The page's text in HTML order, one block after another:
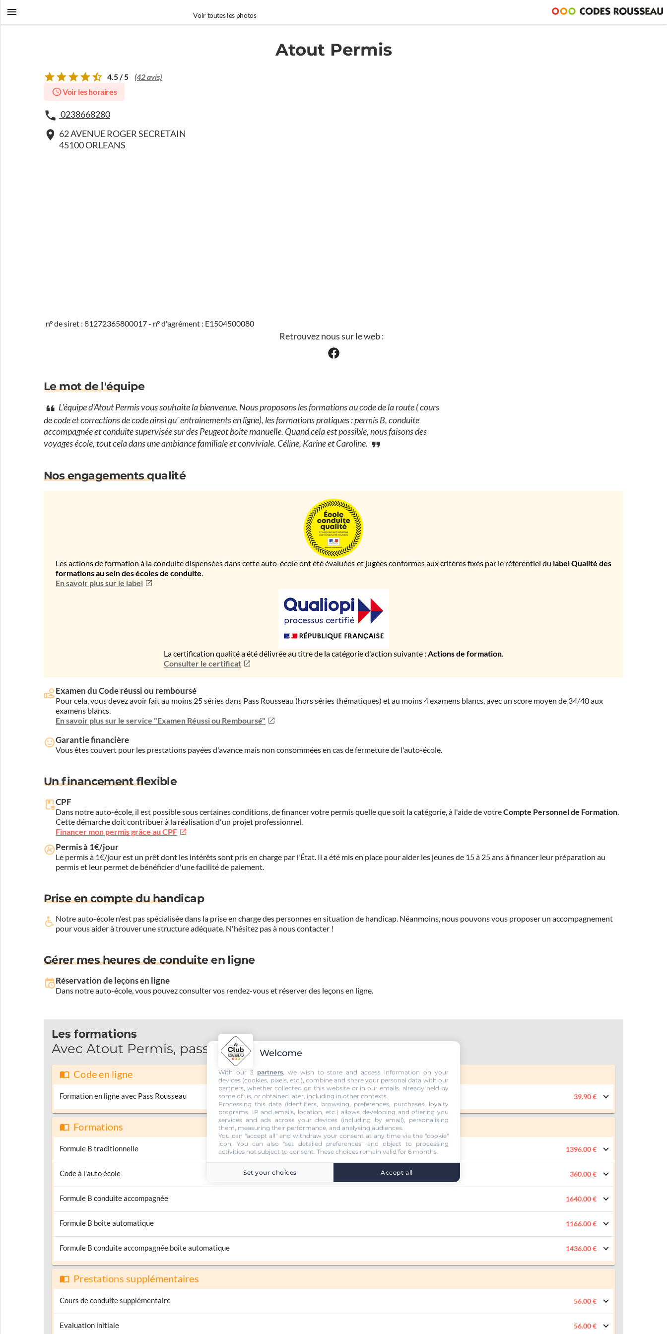
Voir toutes les photos
Atout Permis
4.5 / 5 (42 avis)
Voir les horaires
0238668280
62 AVENUE ROGER SECRETAIN
45100 ORLEANS
n° de siret : 81272365800017 - n° d'agrément : E1504500080
Retrouvez nous sur le web :
Le mot de l'équipe
L'équipe d'Atout Permis vous souhaite la bienvenue. Nous proposons les formations au code de la route ( cours
de code et corrections de code ainsi qu' entrainements en ligne), les formations pratiques : permis B, conduite
accompagnée et conduite supervisée sur des Peugeot boite manuelle. Quand cela est possible, nous faisons des
voyages école, tout cela dans une ambiance familiale et conviviale. Céline, Karine et Caroline.
Nos engagements qualité
Les actions de formation à la conduite dispensées dans cette auto-école ont été évaluées et jugées conformes aux critères fixés par le référentiel du label Qualité des
formations au sein des écoles de conduite.
En savoir plus sur le label
La certification qualité a été délivrée au titre de la catégorie d'action suivante : Actions de formation.
Consulter le certificat
Examen du Code réussi ou remboursé
Pour cela, vous devez avoir fait au moins 25 séries dans Pass Rousseau (hors séries thématiques) et au moins 4 examens blancs, avec un score moyen de 34/40 aux
examens blancs.
En savoir plus sur le service "Examen Réussi ou Remboursé"
Garantie financière
Vous êtes couvert pour les prestations payées d'avance mais non consommées en cas de fermeture de l'auto-école.
Un financement flexible
CPF
Dans notre auto-école, il est possible sous certaines conditions, de financer votre permis quelle que soit la catégorie, à l'aide de votreCompte Personnel de Formation.
Cette démarche doit contribuer à la réalisation d'un projet professionnel.
Financer mon permis grâce au CPF
Permis à 1€/jour
Le permis à 1€/jour est un prêt dont les intérêts sont pris en charge par l'État. Il a été mis en place pour aider les jeunes de 15 à 25 ans à financer leur préparation au
permis et leur permet de bénéficier d'une facilité de paiement.
Prise en compte du handicap
Notre auto-école n'est pas spécialisée dans la prise en charge des personnes en situation de handicap. Néanmoins, nous pouvons vous proposer un accompagnement
pour vous aider à trouver une structure adéquate. N'hésitez pas à nous contacter !
Gérer mes heures de conduite en ligne
Réservation de leçons en ligne
Dans notre auto-école, vous pouvez consulter vos rendez-vous et réserver des leçons en ligne.
Les formations
Avec Atout Permis, passez votre permis voiture.
Code en ligne
Formation en ligne avec Pass Rousseau 39.90 €
Formations
Formule B traditionnelle 1396.00 €
Code à l'auto école 360.00 €
Formule B conduite accompagnée 1640.00 €
Formule B boite automatique 1166.00 €
Formule B conduite accompagnée boite automatique 1436.00 €
Prestations supplémentaires
Cours de conduite supplémentaire 56.00 €
Evaluation initiale 56.00 €
Welcome
With our 3 partners, we wish to store and access information on your
devices (cookies, pixels, etc.), combine and share your personal data with our
partners, whether collected on this website or in our emails, already held by
some of us, or obtained later, including in other contexts.
Processing this data (identifiers, browsing, preferences, purchases, loyalty
programs, IP and emails, location, etc.) allows developing and offering you
services and ads across your devices (including by email), personalising
them, measuring their performance, and analysing audiences.
You can "accept all" and withdraw your consent at any time via the "cookie"
icon. You can also "set detailed preferences" and object to processing
activities not subject to consent. These choices remain valid for 6 months.
Set your choices Accept all